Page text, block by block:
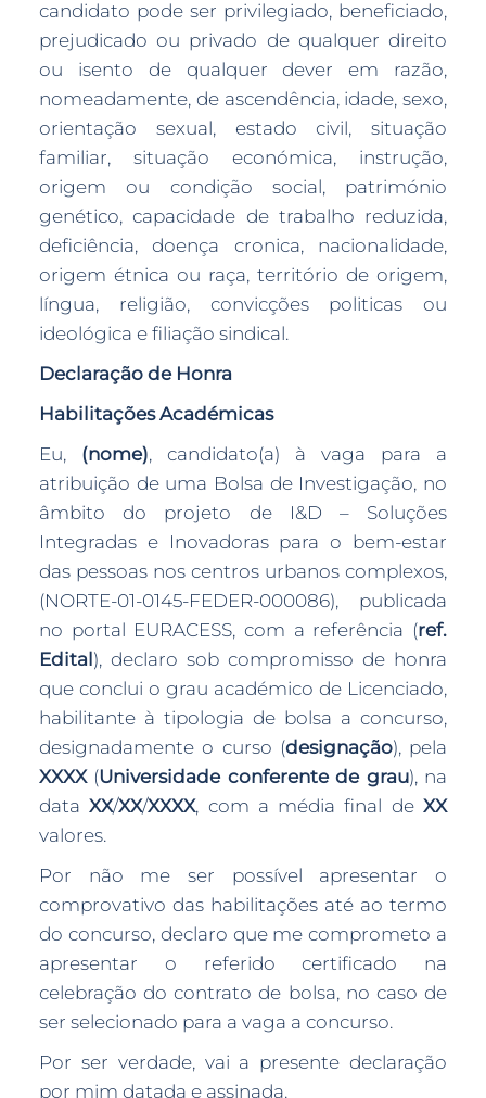
candidato pode ser privilegiado, beneficiado,
prejudicado ou privado de qualquer direito
ou isento de qualquer dever em razão,
nomeadamente, de ascendência, idade, sexo,
orientação sexual, estado civil, situação
familiar, situação económica, instrução,
origem ou condição social, património
genético, capacidade de trabalho reduzida,
deficiência, doença cronica, nacionalidade,
origem étnica ou raça, território de origem,
língua, religião, convicções politicas ou
ideológica e filiação sindical.
Declaração de Honra
Habilitações Académicas
Eu, (nome), candidato(a) à vaga para a
atribuição de uma Bolsa de Investigação, no
âmbito do projeto de I&D – Soluções
Integradas e Inovadoras para o bem-estar
das pessoas nos centros urbanos complexos,
(NORTE-01-0145-FEDER-000086), publicada
no portal EURACESS, com a referência (ref.
Edital ), declaro sob compromisso de honra
que conclui o grau académico de Licenciado,
habilitante à tipologia de bolsa a concurso,
designadamente o curso (designação), pela
XXXX(Universidade conferente de grau), na
dataXX/XX/XXXX, com a média final deXX
valores.
Por não me ser possível apresentar o
comprovativo das habilitações até ao termo
do concurso, declaro que me comprometo a
apresentar o referido certificado na
celebração do contrato de bolsa, no caso de
ser selecionado para a vaga a concurso.
Por ser verdade, vai a presente declaração
por mim datada e assinada.